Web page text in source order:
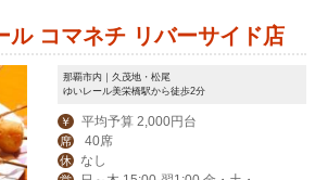
ル コマネチ リバーサイド店
那覇市内｜久茂地・松尾
ゆいレール美栄橋駅から徒歩2分
￥ 平均予算 2,000円台
席 40席
休 なし